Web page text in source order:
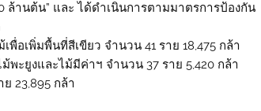
ล้านต้น” และ ได้ดำเนินการตามมาตรการป้องกัน
พื่อเพิ่มพื้นที่สีเขียว จำนวน 41 ราย 18,475 กล้า
พะยูงและไม้มีค่าฯ จำนวน 37 ราย 5,420 กล้า
23,895 กล้า